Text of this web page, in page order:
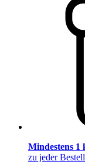
Mindestens 1
zu jeder